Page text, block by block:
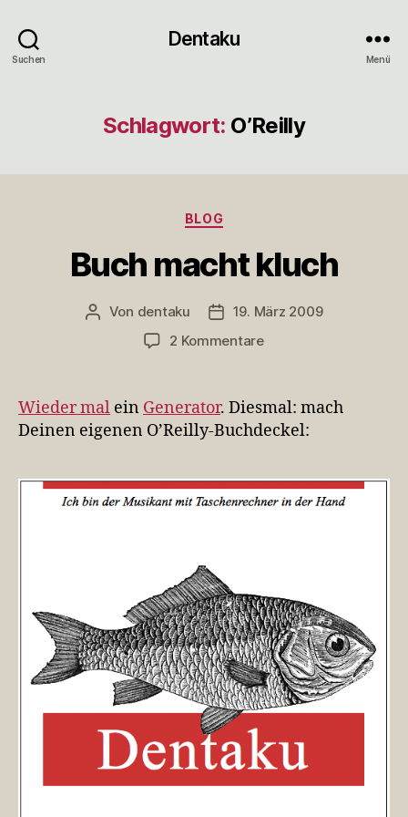
Suchen
Dentaku
Menü
Schlagwort: O’Reilly
Kategorien
BLOG
Buch macht kluch
Beitragsautor
Von dentaku Veröffentlichungsdatum
19. März 2009
2 Kommentarezu
kluch
Wieder mal ein Generator. Diesmal: mach
Deinen eigenen O’Reilly-Buchdeckel: